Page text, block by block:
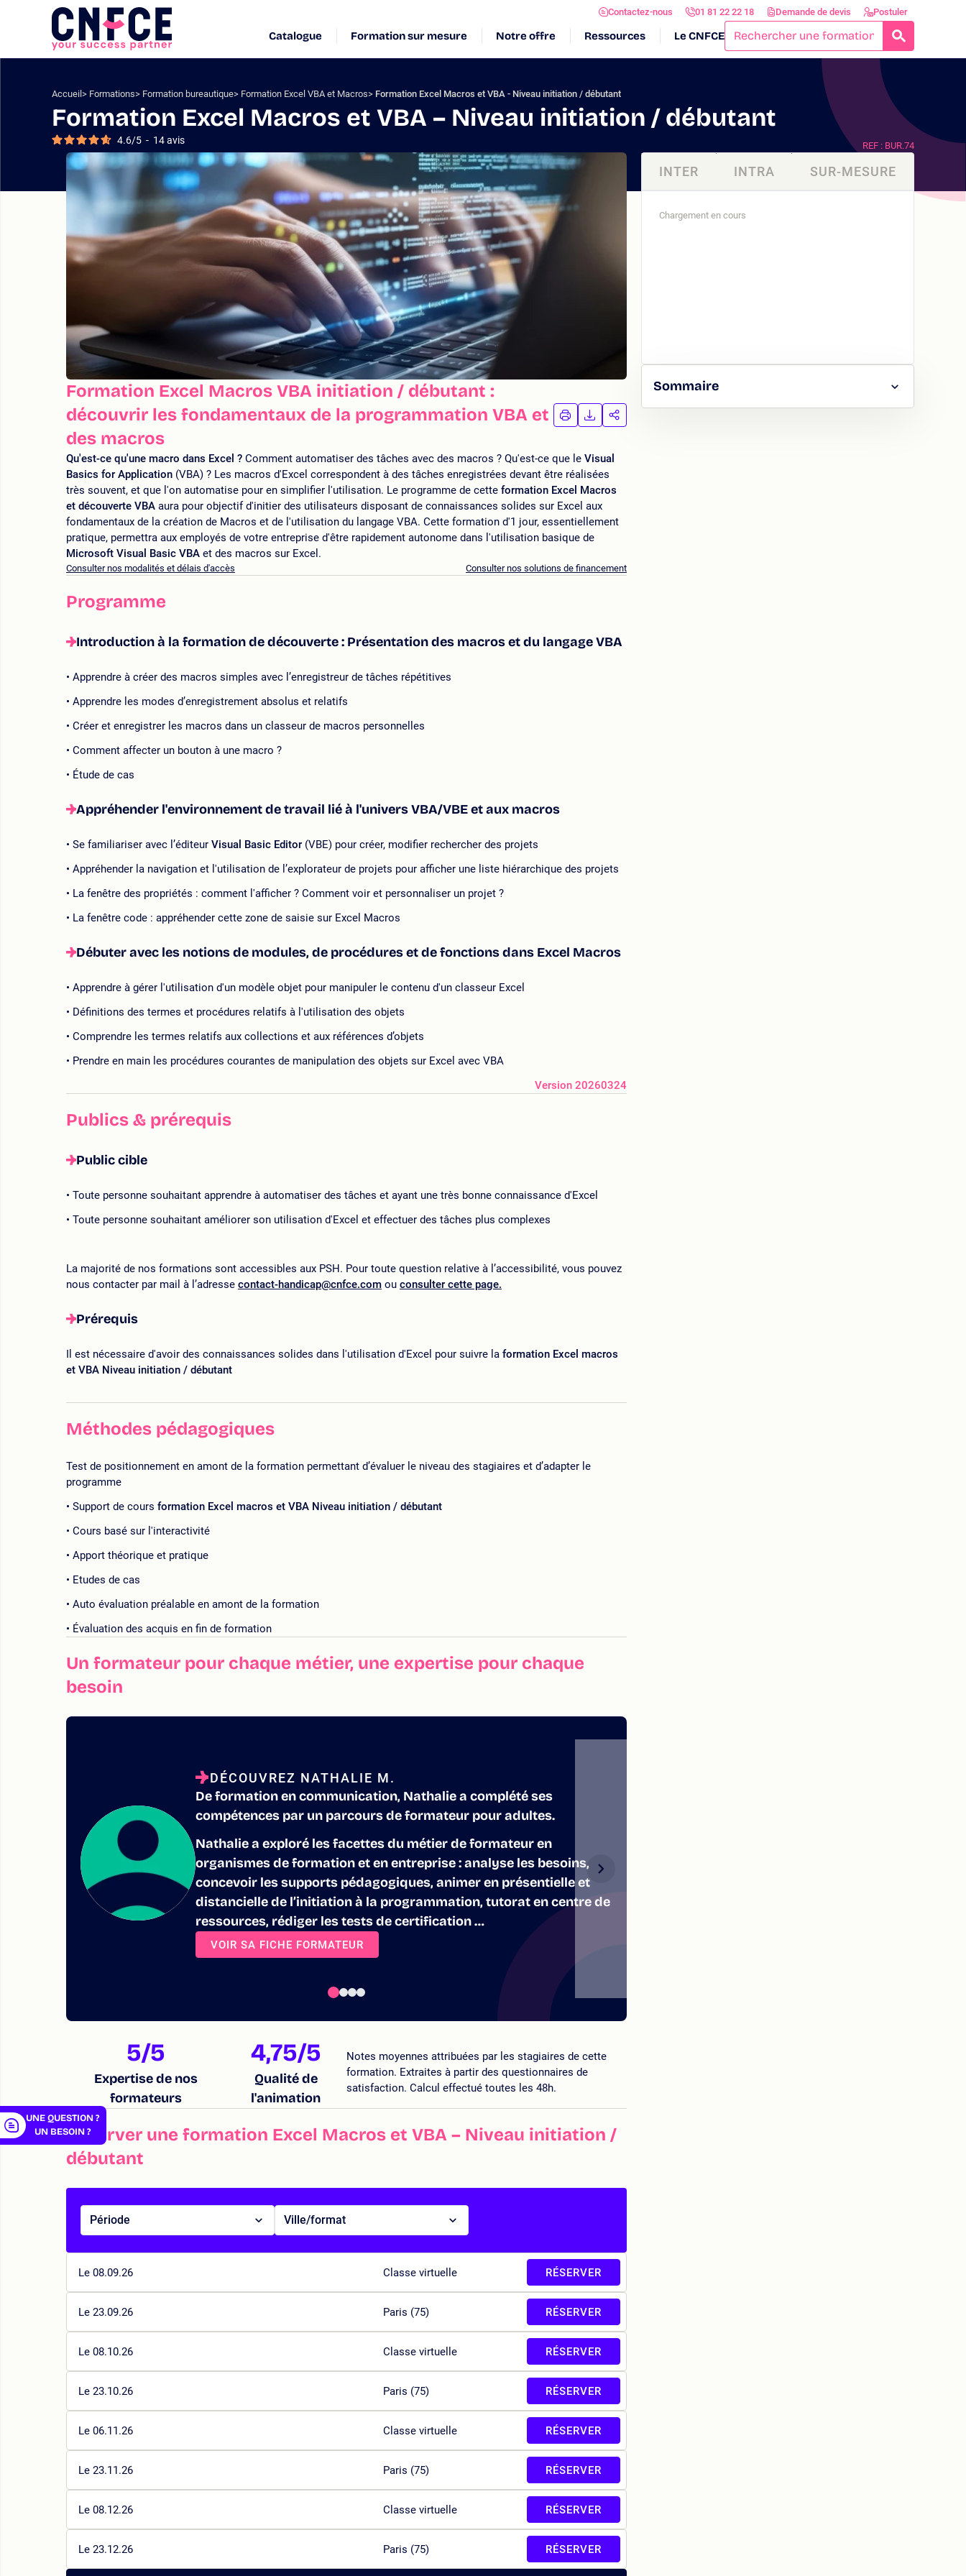
Aller
Logo
site
Contactez-nous 01 81 22 22 18 Demande de devis Postuler
Catalogue Formation sur mesure Notre offre Ressources Le CNFCE
Accueil Formations Formation bureautique Formation Excel VBA et Macros Formation Excel Macros et VBA - Niveau initiation / débutant
Formation Excel Macros et VBA – Niveau initiation / débutant
4.6/5 - 14avis
Formation Excel Macros VBA initiation / débutant :
découvrir les fondamentaux de la programmation VBA et
des macros
IMPRIMER
LA
TÉLÉCHARGER
LA
PARTAGER
Qu'est-ce qu'une macro dans Excel ? Comment automatiser des tâches avec des macros ? Qu'est-ce que le Visual
Basics for Application (VBA) ? Les macros d'Excel correspondent à des tâches enregistrées devant être réalisées
très souvent, et que l'on automatise pour en simplifier l'utilisation. Le programme de cette formation Excel Macros
et découverte VBA aura pour objectif d'initier des utilisateurs disposant de connaissances solides sur Excel aux
fondamentaux de la création de Macros et de l'utilisation du langage VBA. Cette formation d'1 jour, essentiellement
pratique, permettra aux employés de votre entreprise d'être rapidement autonome dans l'utilisation basique de
Microsoft Visual Basic VBA et des macros sur Excel.
Consulter nos modalités et délais d'accès Consulter nos solutions de financement
Programme
Introduction à la formation de découverte : Présentation des macros et du langage VBA
Apprendre à créer des macros simples avec l’enregistreur de tâches répétitives
Apprendre les modes d’enregistrement absolus et relatifs
Créer et enregistrer les macros dans un classeur de macros personnelles
Comment affecter un bouton à une macro ?
Étude de cas
Appréhender l'environnement de travail lié à l'univers VBA/VBE et aux macros
Se familiariser avec l’éditeur Visual Basic Editor (VBE) pour créer, modifier rechercher des projets
Appréhender la navigation et l'utilisation de l’explorateur de projets pour afficher une liste hiérarchique des projets
La fenêtre des propriétés : comment l'afficher ? Comment voir et personnaliser un projet ?
La fenêtre code : appréhender cette zone de saisie sur Excel Macros
Débuter avec les notions de modules, de procédures et de fonctions dans Excel Macros
Apprendre à gérer l'utilisation d'un modèle objet pour manipuler le contenu d'un classeur Excel
Définitions des termes et procédures relatifs à l'utilisation des objets
Comprendre les termes relatifs aux collections et aux références d’objets
Prendre en main les procédures courantes de manipulation des objets sur Excel avec VBA
Version 20260324
Publics & prérequis
Public cible
Toute personne souhaitant apprendre à automatiser des tâches et ayant une très bonne connaissance d'Excel
Toute personne souhaitant améliorer son utilisation d'Excel et effectuer des tâches plus complexes
La majorité de nos formations sont accessibles aux PSH. Pour toute question relative à l’accessibilité, vous pouvez
nous contacter par mail à l’adresse contact-handicap@cnfce.com ou consulter cette page.
Prérequis
Il est nécessaire d'avoir des connaissances solides dans l'utilisation d'Excel pour suivre la formation Excel macros
et VBA Niveau initiation / débutant
Méthodes pédagogiques
Test de positionnement en amont de la formation permettant d’évaluer le niveau des stagiaires et d’adapter le
programme
Support de cours formation Excel macros et VBA Niveau initiation / débutant
Cours basé sur l'interactivité
Apport théorique et pratique
Etudes de cas
Auto évaluation préalable en amont de la formation
Évaluation des acquis en fin de formation
Un formateur pour chaque métier, une expertise pour chaque
besoin
DÉCOUVREZ NATHALIE M.
De formation en communication, Nathalie a complété ses
compétences par un parcours de formateur pour adultes.
Nathalie a exploré les facettes du métier de formateur en
organismes de formation et en entreprise : analyse les besoins,
concevoir les supports pédagogiques, animer en présentielle et
distancielle de l’initiation à la programmation, tutorat en centre de
ressources, rédiger les tests de certification …
VOIR SA FICHE FORMATEUR
5/5
Expertise de nos
formateurs
4,75/5
Qualité de
l'animation
Notes moyennes attribuées par les stagiaires de cette
formation. Extraites à partir des questionnaires de
satisfaction. Calcul effectué toutes les 48h.
Réserver une formation Excel Macros et VBA – Niveau initiation /
débutant
Période Ville/format
Le 08.09.26 Classe virtuelle RÉSERVER
Le 23.09.26 Paris (75) RÉSERVER
Le 08.10.26 Classe virtuelle RÉSERVER
Le 23.10.26 Paris (75) RÉSERVER
Le 06.11.26 Classe virtuelle RÉSERVER
Le 23.11.26 Paris (75) RÉSERVER
Le 08.12.26 Classe virtuelle RÉSERVER
Le 23.12.26 Paris (75) RÉSERVER
REF : BUR.74
INTER INTRA SUR-MESURE
Sommaire
UNE QUESTION ?
UN BESOIN ?